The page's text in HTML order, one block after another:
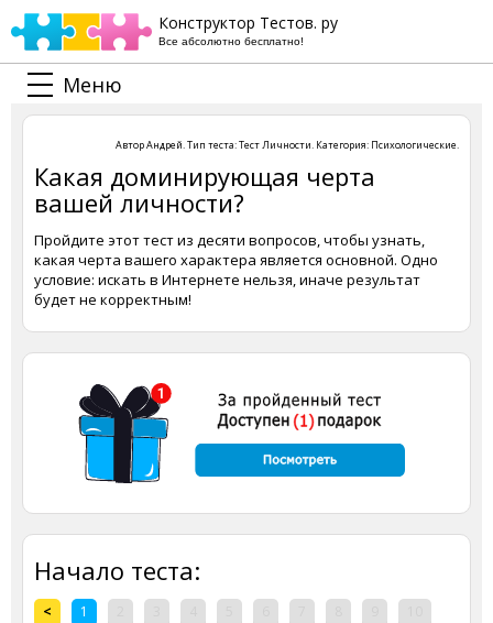
Конструктор Тестов. ру
Все абсолютно бесплатно!
Меню
АвторАндрей. Тип теста:Тест Личности. Категория: Психологические.
Какая доминирующая черта
вашей личности?
Пройдите этот тест из десяти вопросов, чтобы узнать,
какая черта вашего характера является основной. Одно
условие: искать в Интернете нельзя, иначе результат
будет не корректным!
Начало теста:
< 1